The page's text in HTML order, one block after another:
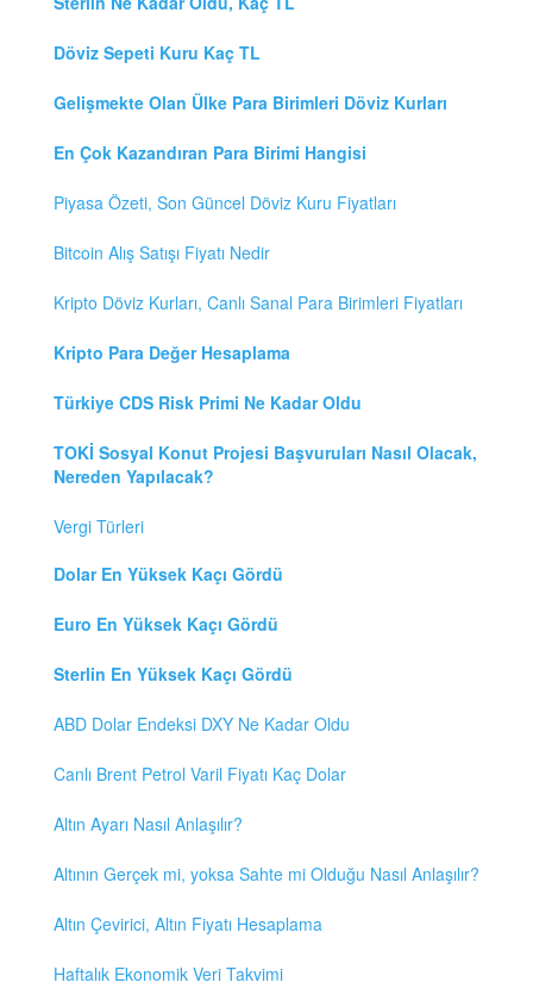
Döviz Sepeti Kuru Kaç TL
Gelişmekte Olan Ülke Para Birimleri Döviz Kurları
En Çok Kazandıran Para Birimi Hangisi
Piyasa Özeti, Son Güncel Döviz Kuru Fiyatları
Bitcoin Alış Satışı Fiyatı Nedir
Kripto Döviz Kurları, Canlı Sanal Para Birimleri Fiyatları
Kripto Para Değer Hesaplama
Türkiye CDS Risk Primi Ne Kadar Oldu
TOKİ Sosyal Konut Projesi Başvuruları Nasıl Olacak,
Nereden Yapılacak?
Vergi Türleri
Dolar En Yüksek Kaçı Gördü
Euro En Yüksek Kaçı Gördü
Sterlin En Yüksek Kaçı Gördü
ABD Dolar Endeksi DXY Ne Kadar Oldu
Canlı Brent Petrol Varil Fiyatı Kaç Dolar
Altın Ayarı Nasıl Anlaşılır?
Altının Gerçek mi, yoksa Sahte mi Olduğu Nasıl Anlaşılır?
Altın Çevirici, Altın Fiyatı Hesaplama
Haftalık Ekonomik Veri Takvimi